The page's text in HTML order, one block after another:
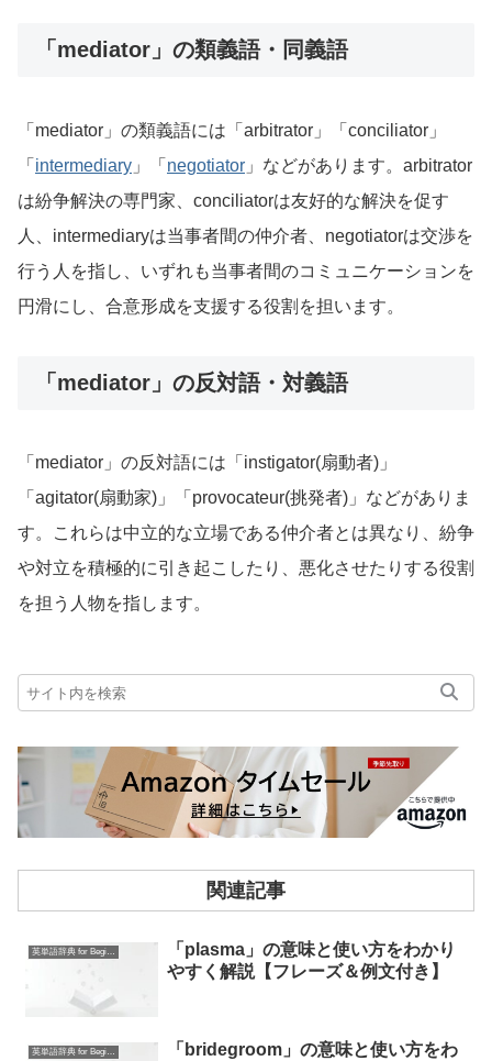
「mediator」の類義語・同義語
「mediator」の類義語には「arbitrator」「conciliator」
「 intermediary 」「 negotiator 」などがあります。arbitrator
は紛争解決の専門家、conciliatorは友好的な解決を促す
人、intermediaryは当事者間の仲介者、negotiatorは交渉を
行う人を指し、いずれも当事者間のコミュニケーションを
円滑にし、合意形成を支援する役割を担います。
「mediator」の反対語・対義語
「mediator」の反対語には「instigator(扇動者)」
「agitator(扇動家)」「provocateur(挑発者)」などがありま
す。これらは中立的な立場である仲介者とは異なり、紛争
や対立を積極的に引き起こしたり、悪化させたりする役割
を担う人物を指します。
関連記事
英単語辞典 for Beginners
「plasma」の意味と使い方をわかり
やすく解説【フレーズ＆例文付き】
英単語辞典 for Beginners
「bridegroom」の意味と使い方をわ